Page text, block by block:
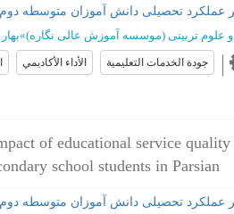
عملکرد تحصیلی دانش آموزان متوسطه دوم
علوم تربیتی (موسسه آموزش عالی نگاره)»بهار 1404 - شماره 90
الأداء الأكاديمي جودة الخدمات التعليمية
of educational service quality
school students in Parsian
عملکرد تحصیلی دانش آموزان متوسطه دوم